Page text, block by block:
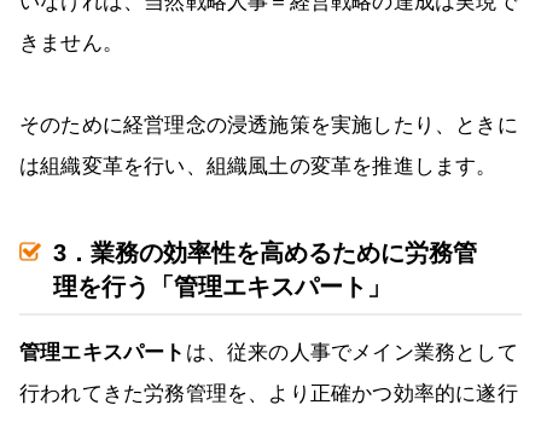
きません。
そのために経営理念の浸透施策を実施したり、ときに
は組織変革を行い、組織風土の変革を推進します。
3．業務の効率性を高めるために労務管
理を行う「管理エキスパート」
管理エキスパート は、従来の人事でメイン業務として
行われてきた労務管理を、より正確かつ効率的に遂行